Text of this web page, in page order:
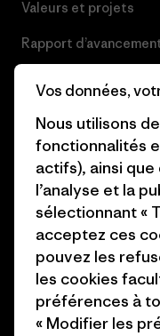
Valeurs et projets
Rapport
Objectifs climatiques
1% For The Planet
Comment nous
finançons
Cartes cadeaux
Nos magasins
Vos données,
Nous utilisons
fonctionnalités
actifs), ainsi
l’analyse et la
sélectionnant «
acceptez ces
pouvez les
les cookies
préférences à
« Modifier les